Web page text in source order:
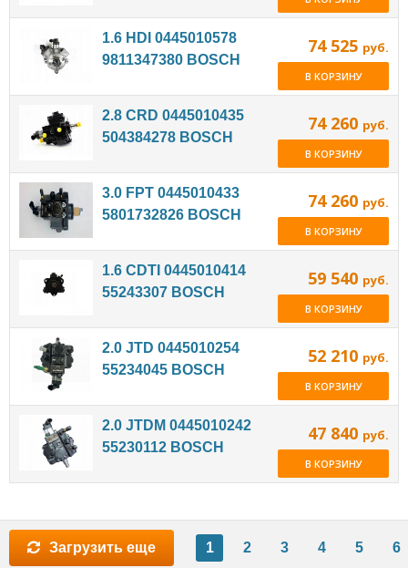
1.6 HDI 0445010578
9811347380 BOSCH
74 525 руб.
В КОРЗИНУ
2.8 CRD 0445010435
504384278 BOSCH
74 260 руб.
В КОРЗИНУ
3.0 FPT 0445010433
5801732826 BOSCH
74 260 руб.
В КОРЗИНУ
1.6 CDTI 0445010414
55243307 BOSCH
59 540 руб.
В КОРЗИНУ
2.0 JTD 0445010254
55234045 BOSCH
52 210 руб.
В КОРЗИНУ
2.0 JTDM 0445010242
55230112 BOSCH
47 840 руб.
В КОРЗИНУ
Загрузить еще 1 2 3 4 5 6